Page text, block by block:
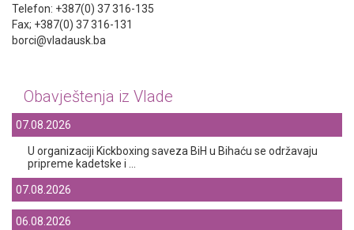
Telefon: +387(0) 37 316-135
Fax; +387(0) 37 316-131
borci@vladausk.ba
Obavještenja iz Vlade
07.08.2026
U organizaciji Kickboxing saveza BiH u Bihaću se održavaju
pripreme kadetske i ...
07.08.2026
06.08.2026